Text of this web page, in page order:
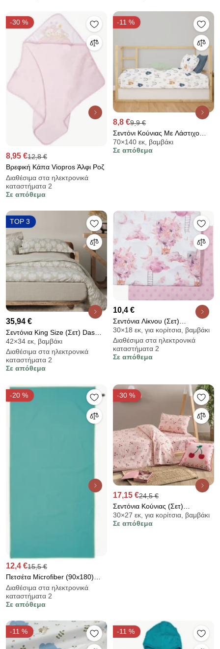
-30 %
8,95 €12,8 €
Βρεφική Κάπα Viopros Άλφι Ροζ
Διαθέσιμα στα ηλεκτρονικά
καταστήματα 2
Σε απόθεμα
-11 %
8,8 €9,9 €
Σεντόνι Κούνιας Με Λάστιχο
(70x140+15) Dimcol Rainbow
574 White - Blue
70×140 εκ, βαμβάκι
Σε απόθεμα
TOP 3
35,94 €
Σεντόνια King Size (Σετ) Das
Home Happy 9689
42×34 εκ, βαμβάκι
Διαθέσιμα στα ηλεκτρονικά
καταστήματα 2
Σε απόθεμα
10,4 €
Σεντόνια Λίκνου (Σετ)
Greenwich Polo Club Baby 8864
30×18 εκ, για κορίτσια, βαμβάκι
Διαθέσιμα στα ηλεκτρονικά
καταστήματα 2
Σε απόθεμα
-20 %
12,4 €15,5 €
Πετσέτα Microfiber (90x180)
Kentia Versus Active 07
Turquoise 190gsm
Διαθέσιμα στα ηλεκτρονικά
καταστήματα 2
Σε απόθεμα
-30 %
17,15 €24,5 €
Σεντόνια Κούνιας (Σετ)
Palamaiki My Kindom MK778
30×27 εκ, για κορίτσια, βαμβάκι
Σε απόθεμα
-11 % -11 %